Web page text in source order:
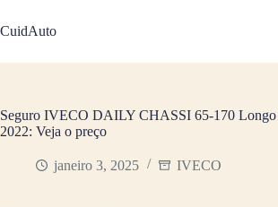
para
o
CuidAuto
Seguro IVECO DAILY CHASSI 65-170 Longo
2022: Veja o preço
janeiro 3, 2025 IVECO